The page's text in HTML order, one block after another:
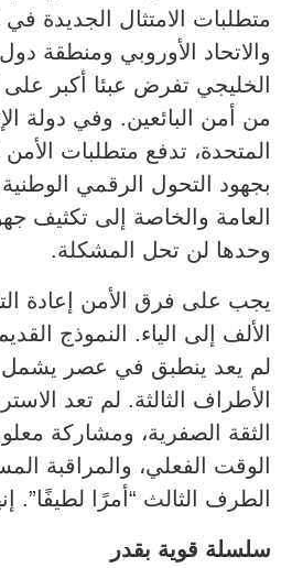
متطلبات الامتثال الجديدة في
والاتحاد الأوروبي ومنطقة
الخليجي تفرض عبئا أكبر
من أمن البائعين. وفي دولة
المتحدة، تدفع متطلبات
بجهود التحول الرقمي
العامة والخاصة إلى تكثيف
وحدها لن تحل المشكلة.
يجب على فرق الأمن إعادة
الألف إلى الياء. النموذج
لم يعد ينطبق في عصر يشمل
الأطراف الثالثة. لم تعد
الثقة الصفرية، ومشاركة
الوقت الفعلي، والمراقبة
الطرف الثالث “أمرًا لطيفًا”.
سلسلة قوية بقدر